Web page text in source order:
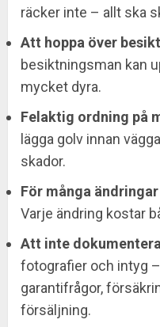
räcker inte – allt ska
Att hoppa över
besiktningsman kan
mycket dyra.
Felaktig ordning på
lägga golv innan
skador.
För många
Varje ändring kostar
Att inte
fotografier och intyg
garantifrågor,
försäljning.